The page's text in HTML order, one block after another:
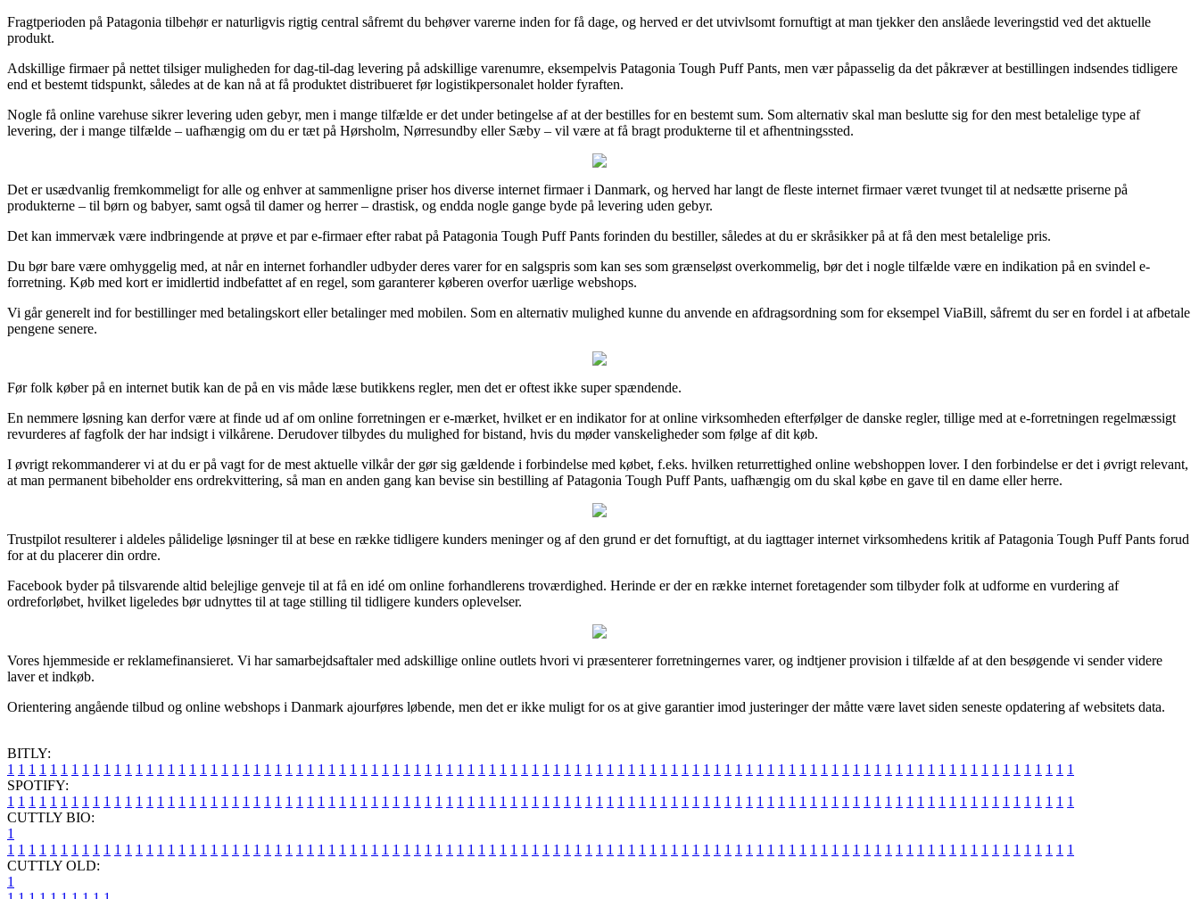
Fragtperioden på Patagonia tilbehør er naturligvis rigtig central såfremt du behøver varerne inden for få dage, og herved er det utvivlsomt fornuftigt at man tjekker den anslåede leveringstid ved det aktuelle
produkt.
Adskillige firmaer på nettet tilsiger muligheden for dag-til-dag levering på adskillige varenumre, eksempelvis Patagonia Tough Puff Pants, men vær påpasselig da det påkræver at bestillingen indsendes tidligere
end et bestemt tidspunkt, således at de kan nå at få produktet distribueret før logistikpersonalet holder fyraften.
Nogle få online varehuse sikrer levering uden gebyr, men i mange tilfælde er det under betingelse af at der bestilles for en bestemt sum. Som alternativ skal man beslutte sig for den mest betalelige type af
levering, der i mange tilfælde – uafhængig om du er tæt på Hørsholm, Nørresundby eller Sæby – vil være at få bragt produkterne til et afhentningssted.
Det er usædvanlig fremkommeligt for alle og enhver at sammenligne priser hos diverse internet firmaer i Danmark, og herved har langt de fleste internet firmaer været tvunget til at nedsætte priserne på
produkterne – til børn og babyer, samt også til damer og herrer – drastisk, og endda nogle gange byde på levering uden gebyr.
Det kan immervæk være indbringende at prøve et par e-firmaer efter rabat på Patagonia Tough Puff Pants forinden du bestiller, således at du er skråsikker på at få den mest betalelige pris.
Du bør bare være omhyggelig med, at når en internet forhandler udbyder deres varer for en salgspris som kan ses som grænseløst overkommelig, bør det i nogle tilfælde være en indikation på en svindel e-
forretning. Køb med kort er imidlertid indbefattet af en regel, som garanterer køberen overfor uærlige webshops.
Vi går generelt ind for bestillinger med betalingskort eller betalinger med mobilen. Som en alternativ mulighed kunne du anvende en afdragsordning som for eksempel ViaBill, såfremt du ser en fordel i at afbetale
pengene senere.
Før folk køber på en internet butik kan de på en vis måde læse butikkens regler, men det er oftest ikke super spændende.
En nemmere løsning kan derfor være at finde ud af om online forretningen er e-mærket, hvilket er en indikator for at online virksomheden efterfølger de danske regler, tillige med at e-forretningen regelmæssigt
revurderes af fagfolk der har indsigt i vilkårene. Derudover tilbydes du mulighed for bistand, hvis du møder vanskeligheder som følge af dit køb.
I øvrigt rekommanderer vi at du er på vagt for de mest aktuelle vilkår der gør sig gældende i forbindelse med købet, f.eks. hvilken returrettighed online webshoppen lover. I den forbindelse er det i øvrigt relevant,
at man permanent bibeholder ens ordrekvittering, så man en anden gang kan bevise sin bestilling af Patagonia Tough Puff Pants, uafhængig om du skal købe en gave til en dame eller herre.
Trustpilot resulterer i aldeles pålidelige løsninger til at bese en række tidligere kunders meninger og af den grund er det fornuftigt, at du iagttager internet virksomhedens kritik af Patagonia Tough Puff Pants forud
for at du placerer din ordre.
Facebook byder på tilsvarende altid belejlige genveje til at få en idé om online forhandlerens troværdighed. Herinde er der en række internet foretagender som tilbyder folk at udforme en vurdering af
ordreforløbet, hvilket ligeledes bør udnyttes til at tage stilling til tidligere kunders oplevelser.
Vores hjemmeside er reklamefinansieret. Vi har samarbejdsaftaler med adskillige online outlets hvori vi præsenterer forretningernes varer, og indtjener provision i tilfælde af at den besøgende vi sender videre
laver et indkøb.
Orientering angående tilbud og online webshops i Danmark ajourføres løbende, men det er ikke muligt for os at give garantier imod justeringer der måtte være lavet siden seneste opdatering af websitets data.
BITLY:
1 1 1 1 1 1 1 1 1 1 1 1 1 1 1 1 1 1 1 1 1 1 1 1 1 1 1 1 1 1 1 1 1 1 1 1 1 1 1 1 1 1 1 1 1 1 1 1 1 1 1 1 1 1 1 1 1 1 1 1 1 1 1 1 1 1 1 1 1 1 1 1 1 1 1 1 1 1 1 1 1 1 1 1 1 1 1 1 1 1 1 1 1 1 1 1 1 1 1 1
SPOTIFY:
1 1 1 1 1 1 1 1 1 1 1 1 1 1 1 1 1 1 1 1 1 1 1 1 1 1 1 1 1 1 1 1 1 1 1 1 1 1 1 1 1 1 1 1 1 1 1 1 1 1 1 1 1 1 1 1 1 1 1 1 1 1 1 1 1 1 1 1 1 1 1 1 1 1 1 1 1 1 1 1 1 1 1 1 1 1 1 1 1 1 1 1 1 1 1 1 1 1 1 1
CUTTLY BIO:
1
1 1 1 1 1 1 1 1 1 1 1 1 1 1 1 1 1 1 1 1 1 1 1 1 1 1 1 1 1 1 1 1 1 1 1 1 1 1 1 1 1 1 1 1 1 1 1 1 1 1 1 1 1 1 1 1 1 1 1 1 1 1 1 1 1 1 1 1 1 1 1 1 1 1 1 1 1 1 1 1 1 1 1 1 1 1 1 1 1 1 1 1 1 1 1 1 1 1 1 1
CUTTLY OLD:
1